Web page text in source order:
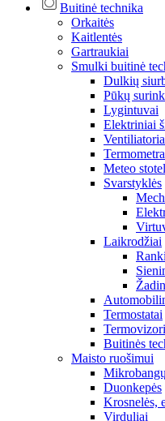
Buitinė technika
Orkaitės
Kaitlentės
Gartraukiai
Smulki buitinė
Dulkių
Pūkų
Lygintuvai
Elektriniai
Meteo
Svarstyklės
Laikrodžiai
Termostatai
Buitinės
Maisto ruošimui
Duonkepės
Krosnelės,
Virduliai